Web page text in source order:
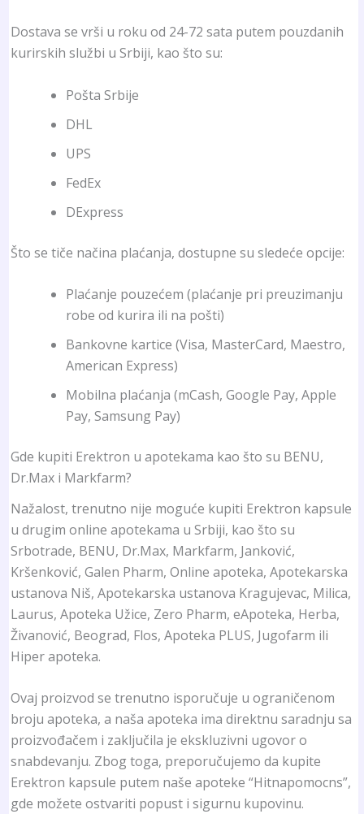
Dostava se vrši u roku od 24-72 sata putem pouzdanih
kurirskih službi u Srbiji, kao što su:
Pošta Srbije
DHL
UPS
FedEx
DExpress
Što se tiče načina plaćanja, dostupne su sledeće opcije:
Plaćanje pouzećem (plaćanje pri preuzimanju
robe od kurira ili na pošti)
Bankovne kartice (Visa, MasterCard, Maestro,
American Express)
Mobilna plaćanja (mCash, Google Pay, Apple
Pay, Samsung Pay)
Gde kupiti Erektron u apotekama kao što su BENU,
Dr.Max i Markfarm?
Nažalost, trenutno nije moguće kupiti Erektron kapsule
u drugim online apotekama u Srbiji, kao što su
Srbotrade, BENU, Dr.Max, Markfarm, Janković,
Kršenković, Galen Pharm, Online apoteka, Apotekarska
ustanova Niš, Apotekarska ustanova Kragujevac, Milica,
Laurus, Apoteka Užice, Zero Pharm, eApoteka, Herba,
Živanović, Beograd, Flos, Apoteka PLUS, Jugofarm ili
Hiper apoteka.
Ovaj proizvod se trenutno isporučuje u ograničenom
broju apoteka, a naša apoteka ima direktnu saradnju sa
proizvođačem i zaključila je ekskluzivni ugovor o
snabdevanju. Zbog toga, preporučujemo da kupite
Erektron kapsule putem naše apoteke “Hitnapomocns”,
gde možete ostvariti popust i sigurnu kupovinu.